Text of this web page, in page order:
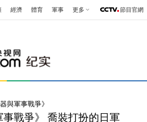
經濟 體育 軍事 更多 節目官網
與軍事戰爭》
事戰爭》 喬裝打扮的日軍